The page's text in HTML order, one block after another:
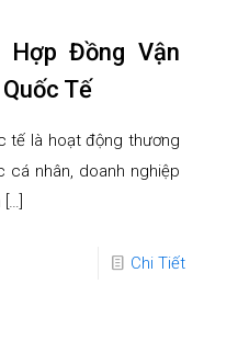
Hợp Đồng Vận
Tế
tế là hoạt động thương
cá nhân, doanh nghiệp
[…]
Chi Tiết